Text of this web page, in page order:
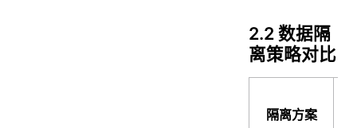
2.2 数据隔
离策略对比
隔离方案